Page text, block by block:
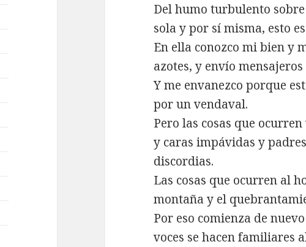
Del humo turbulento
sola y por sí misma, esto
En ella conozco mi bien y
azotes, y envío
Y me envanezco porque
por un vendaval.
Pero las cosas que
y caras impávidas y
discordias.
Las cosas que ocurren al
montaña y el
Por eso comienza de
voces se hacen familiares